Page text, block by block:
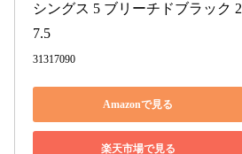
シングス 5 ブリーチドブラック 2
7.5
31317090
Amazonで見る
楽天市場で見る